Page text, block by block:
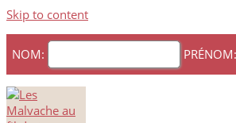
Skip to content
NOM: PRÉNOM: